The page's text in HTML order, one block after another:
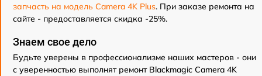
запчасть на модель Camera 4K Plus. При заказе ремонта на
сайте - предоставляется скидка -25%.
Знаем свое дело
Будьте уверены в профессионализме наших мастеров - они
с уверенностью выполнят ремонт Blackmagic Camera 4K